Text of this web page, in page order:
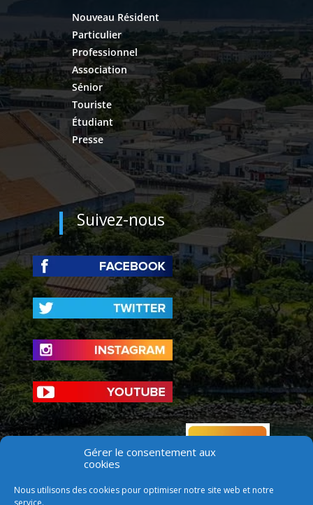
Gérer le consentement aux
cookies
Nous utilisons des cookies pour optimiser notre site web et notre
service.
Nouveau Résident
Particulier
Professionnel
Association
Sénior
Touriste
Étudiant
Presse
Suivez-nous